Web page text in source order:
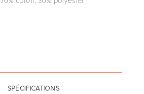
SPÉCIFICATIONS